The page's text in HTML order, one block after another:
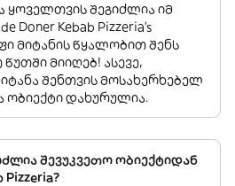
ყოველთვის შეგიძლია იმ
Doner Kebab Pizzeria’s
მიტანის წყალობით შენს
მიიღებ! ასევე,
შენთვის მოსახერხებელ
ობიექტი დახურულია.
შევუკვეთო ობიექტიდან
Pizzeria?